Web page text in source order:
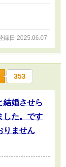
録日 2025.06.07
353
結婚させら
した。です
りません